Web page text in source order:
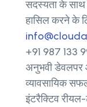
सदस्यता के साथ
हासिल करने के
+91 987 133
अनुभवी डेवलपर
व्यावसायिक
इंटरैक्टिव